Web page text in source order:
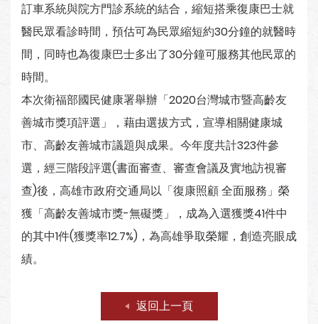
訂車系統與院方門診系統的結合，縮短搭乘復康巴士就
醫民眾看診時間，預估可為民眾縮短約30分鐘的就醫時
間，同時也為復康巴士多出了30分鐘可服務其他民眾的
時間。
本次衛福部國民健康署舉辦「2020台灣城市暨高齡友
善城市獎項評選」，藉由選拔方式，宣導相關健康城
市、高齡友善城市議題與成果。今年度共計323件參
選，經三階段評選(書面審查、審查會議及實地訪視審
查)後，高雄市政府交通局以「復康照顧 全面服務」榮
獲「高齡友善城市獎-無礙獎」，成為入選獲獎41件中
的其中1件(獲獎率12.7%)，為高雄爭取榮耀，創造亮眼成
績。
返回上一頁